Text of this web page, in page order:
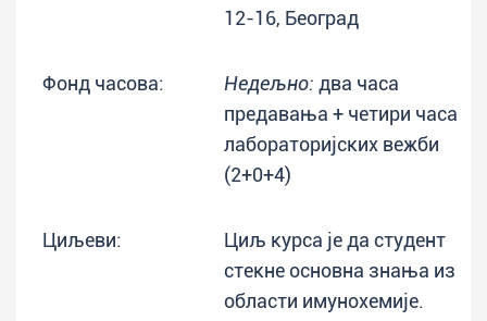
12-16, Београд
Фонд часова: Недељно: два часа
предавања + четири часа
лабораторијских вежби
(2+0+4)
Циљеви:
Циљ курса је да студент
стекне основна знања из
области имунохемије.